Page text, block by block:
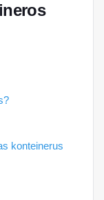
konteinerus